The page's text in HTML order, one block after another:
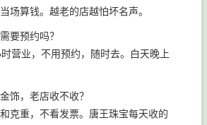
场算钱。越老的店越怕坏名声。
要预约吗？
营业，不用预约，随时去。白天晚上
饰，老店收不收？
克重，不看发票。唐王珠宝每天收的